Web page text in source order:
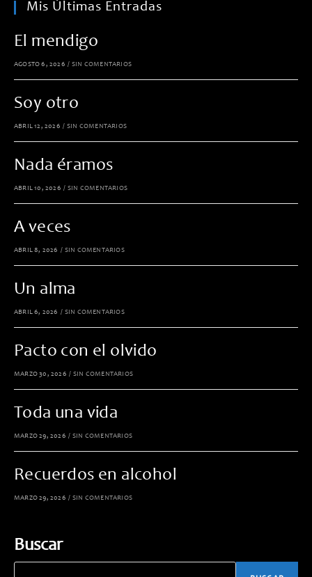
Mis Últimas Entradas
El mendigo
AGOSTO 6, 2026 / SIN COMENTARIOS
Soy otro
ABRIL 12, 2026 / SIN COMENTARIOS
Nada éramos
ABRIL 10, 2026 / SIN COMENTARIOS
A veces
ABRIL 8, 2026 / SIN COMENTARIOS
Un alma
ABRIL 6, 2026 / SIN COMENTARIOS
Pacto con el olvido
MARZO 30, 2026 / SIN COMENTARIOS
Toda una vida
MARZO 29, 2026 / SIN COMENTARIOS
Recuerdos en alcohol
MARZO 29, 2026 / SIN COMENTARIOS
Buscar